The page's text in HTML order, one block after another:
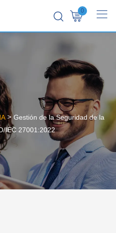
0
>Gestión de la Seguridad de la
IEC 27001:2022